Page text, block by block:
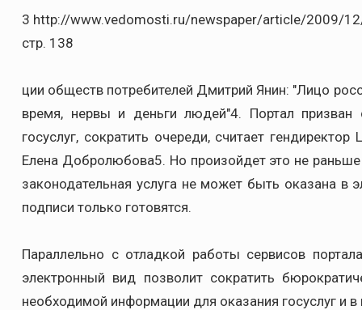
3 http://www.vedomosti.ru/newspaper/article/2009/
стр. 138
ции обществ потребителей Дмитрий Янин: "Лицо
время, нервы и деньги людей"4. Портал призван
госуслуг, сократить очереди, считает
Елена Добролюбова5. Но произойдет это не
законодательная услуга не может быть оказана в
подписи только готовятся.
Параллельно с отладкой работы сервисов
электронный вид позволит сократить
необходимой информации для оказания госуслуг и